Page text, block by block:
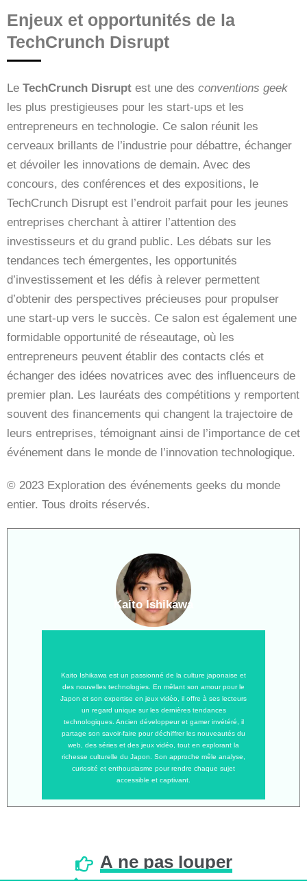
Enjeux et opportunités de la
TechCrunch Disrupt
Le TechCrunch Disrupt est une des conventions geek
les plus prestigieuses pour les start-ups et les
entrepreneurs en technologie. Ce salon réunit les
cerveaux brillants de l’industrie pour débattre, échanger
et dévoiler les innovations de demain. Avec des
concours, des conférences et des expositions, le
TechCrunch Disrupt est l’endroit parfait pour les jeunes
entreprises cherchant à attirer l’attention des
investisseurs et du grand public. Les débats sur les
tendances tech émergentes, les opportunités
d’investissement et les défis à relever permettent
d’obtenir des perspectives précieuses pour propulser
une start-up vers le succès. Ce salon est également une
formidable opportunité de réseautage, où les
entrepreneurs peuvent établir des contacts clés et
échanger des idées novatrices avec des influenceurs de
premier plan. Les lauréats des compétitions y remportent
souvent des financements qui changent la trajectoire de
leurs entreprises, témoignant ainsi de l’importance de cet
événement dans le monde de l’innovation technologique.
© 2023 Exploration des événements geeks du monde
entier. Tous droits réservés.
Kaito Ishikawa est un passionné de la culture japonaise et
des nouvelles technologies. En mêlant son amour pour le
Japon et son expertise en jeux vidéo, il offre à ses lecteurs
un regard unique sur les dernières tendances
technologiques. Ancien développeur et gamer invétéré, il
partage son savoir-faire pour déchiffrer les nouveautés du
web, des séries et des jeux vidéo, tout en explorant la
richesse culturelle du Japon. Son approche mêle analyse,
curiosité et enthousiasme pour rendre chaque sujet
accessible et captivant.
Kaito Ishikawa
À ne pas louper